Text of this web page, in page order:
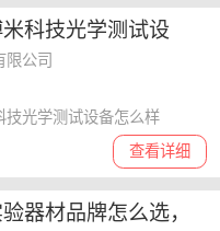
科技光学测试设
效果、环保性哪个
限公司
查看详细
技光学测试设备怎么样
器材品牌怎么选，